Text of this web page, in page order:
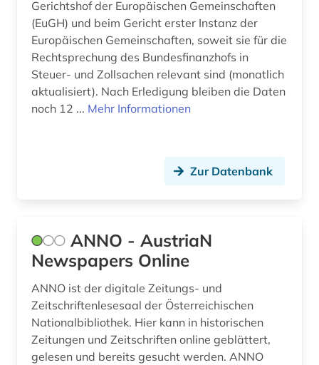
europäisches schrifttum (3)
evangelisch-lutherische landeskirche in
braunschweig (1)
evangelische kirche der pfalz (1)
evangelische kirche in mitteldeutschland (1)
extremismus (1)
fachinformationsdienst (1)
fachkraft (1)
Gerichtshof der Europäischen Gemeinschaften
(EuGH) und beim Gericht erster Instanz der
Europäischen Gemeinschaften, soweit sie für die
Rechtsprechung des Bundesfinanzhofs in
Steuer- und Zollsachen relevant sind (monatlich
aktualisiert). Nach Erledigung bleiben die Daten
noch 12 ... Mehr Informationen
Zur Datenbank
ANNO - AustriaN
Newspapers Online
ANNO ist der digitale Zeitungs- und
Zeitschriftenlesesaal der Österreichischen
Nationalbibliothek. Hier kann in historischen
Zeitungen und Zeitschriften online geblättert,
gelesen und bereits gesucht werden. ANNO